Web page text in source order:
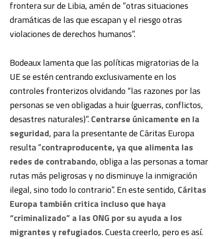
frontera sur de Libia, amén de “otras situaciones
dramáticas de las que escapan y el riesgo otras
violaciones de derechos humanos”.
Bodeaux lamenta que las políticas migratorias de la
UE se estén centrando exclusivamente en los
controles fronterizos olvidando “las razones por las
personas se ven obligadas a huir (guerras, conflictos,
desastres naturales)”.Centrarse únicamente en la
seguridad, para la presentante de Cáritas Europa
resulta “contraproducente, ya que alimenta las
redes de contrabando, obliga a las personas a tomar
rutas más peligrosas y no disminuye la inmigración
ilegal, sino todo lo contrario”. En este sentido, Cáritas
Europa también critica incluso que haya
“criminalizado” a las ONG por su ayuda a los
migrantes y refugiados. Cuesta creerlo, pero es así.